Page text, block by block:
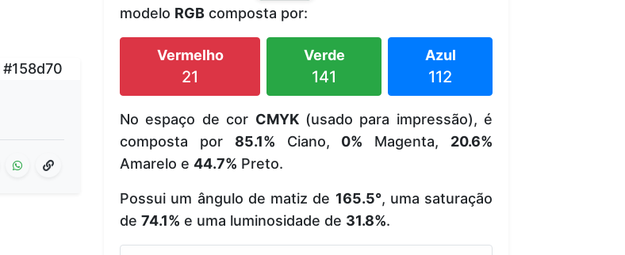
modelo RGB composta por:
Vermelho
21
Verde
141
Azul
112
No espaço de cor CMYK(usado para impressão), é
composta por 85.1% Ciano, 0% Magenta, 20.6%
Amarelo e 44.7% Preto.
Possui um ângulo de matiz de 165.5°, uma saturação
de 74.1% e uma luminosidade de 31.8%.